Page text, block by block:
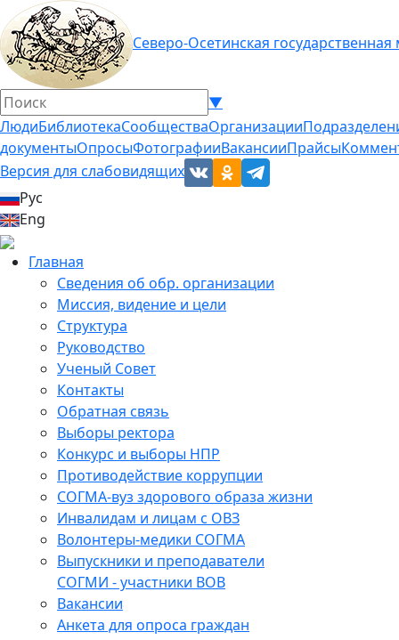
Северо-Осетинская
▼
ЛюдиБиблиотекаСообществаОрганизации
документыОпросыФотографииВакансииПрайсы
Версия для слабовидящих
Рус
Eng
Главная
Сведения об обр. организации
Миссия, видение и цели
Структура
Руководство
Ученый Совет
Контакты
Обратная связь
Выборы ректора
Конкурс и выборы НПР
Противодействие коррупции
СОГМА-вуз здорового образа жизни
Инвалидам и лицам с ОВЗ
Волонтеры-медики СОГМА
Выпускники и преподаватели
СОГМИ - участники ВОВ
Вакансии
Анкета для опроса граждан